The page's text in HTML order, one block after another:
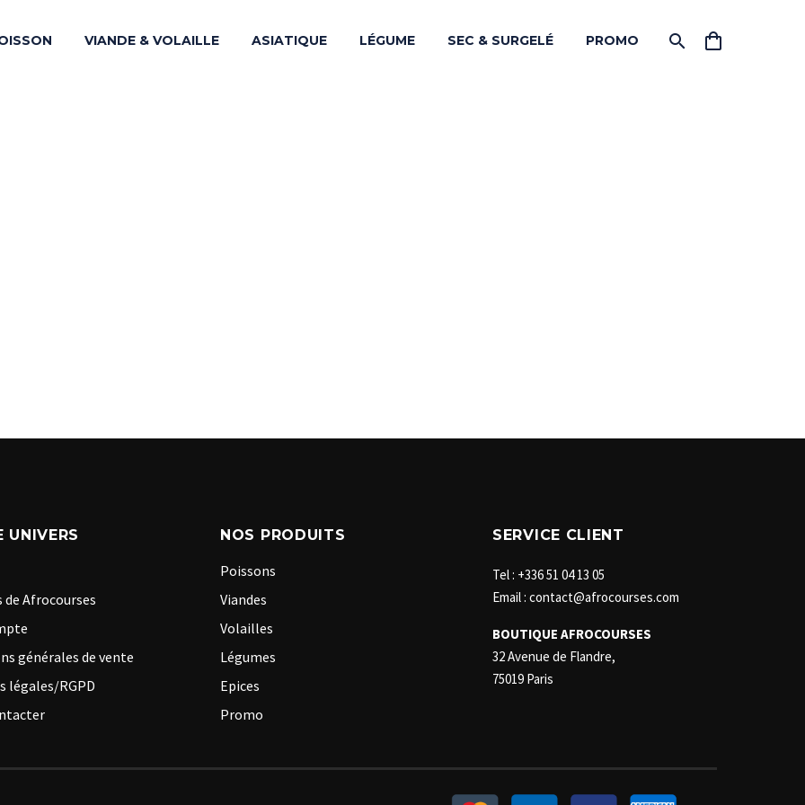
VIANDE & VOLAILLE ASIATIQUE LÉGUME SEC & SURGELÉ PROMO
UNIVERS
de Afrocourses
générales de vente
légales/RGPD
NOS PRODUITS
Poissons
Viandes
Volailles
Légumes
Epices
Promo
SERVICE CLIENT
Tel : +336 51 04 13 05
Email : contact@afrocourses.com
BOUTIQUE AFROCOURSES
32 Avenue de Flandre,
75019 Paris